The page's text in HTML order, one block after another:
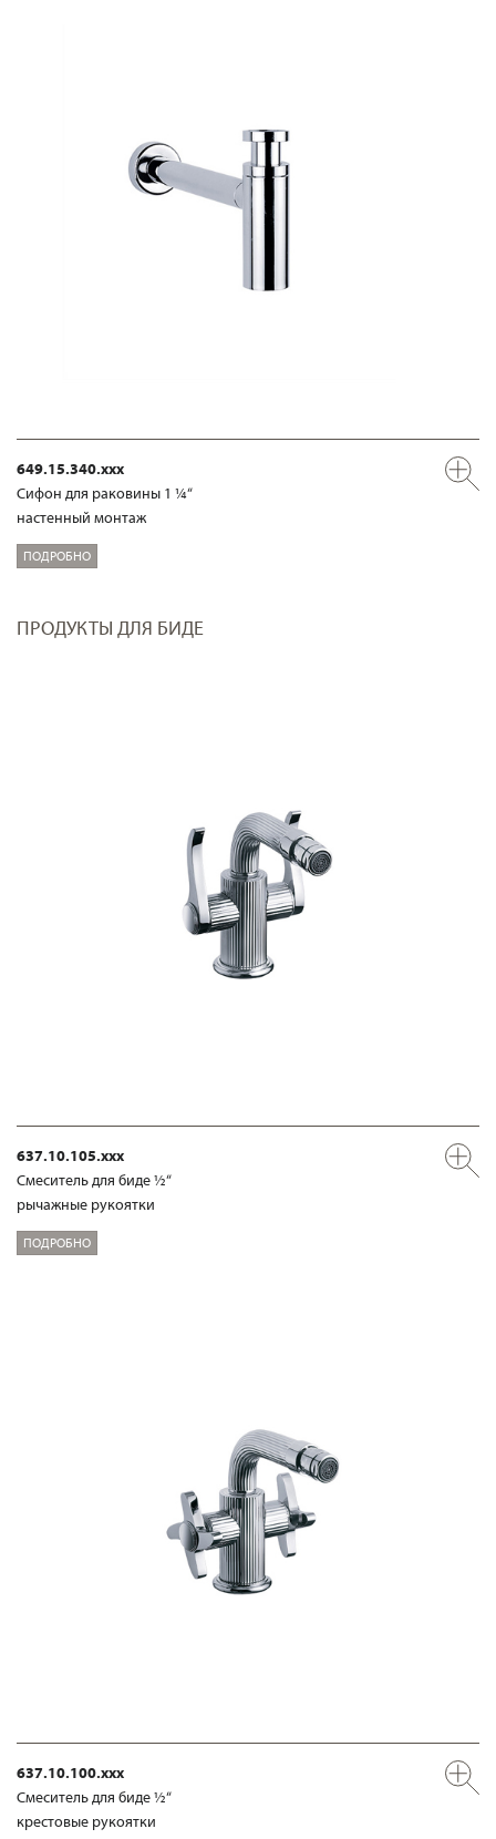
649.15.340.xxx
Сифон для раковины 1 ¼“
настенный монтаж
ПОДРОБНО
ПРОДУКТЫ ДЛЯ БИДЕ
637.10.105.xxx
Смеситель для биде ½“
рычажные рукоятки
ПОДРОБНО
637.10.100.xxx
Смеситель для биде ½“
крестовые рукоятки